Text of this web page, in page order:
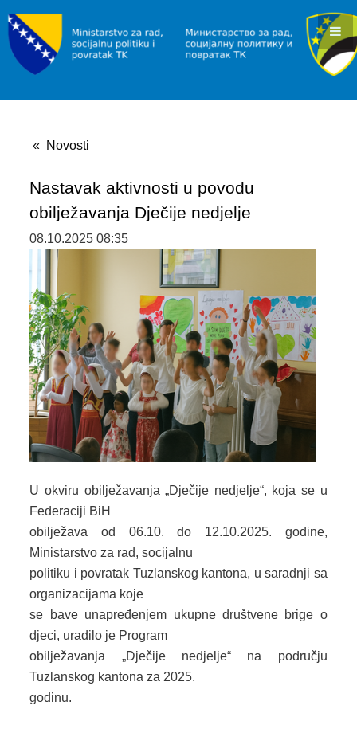
Novosti
Nastavak aktivnosti u povodu
obilježavanja Dječije nedjelje
08.10.2025 08:35
U okviru obilježavanja „Dječije nedjelje“, koja se u
Federaciji BiH
obilježava od 06.10. do 12.10.2025. godine,
Ministarstvo za rad, socijalnu
politiku i povratak Tuzlanskog kantona, u saradnji sa
organizacijama koje
se bave unapređenjem ukupne društvene brige o
djeci, uradilo je Program
obilježavanja „Dječije nedjelje“ na području
Tuzlanskog kantona za 2025.
godinu.
OBAVJEŠTENJA I REZULTATI
RAD I ZAPOŠLJAVANJE
SLUŽBA ZA ZAPOŠLJAVANJE
POVRATAK
INFORMACIJE/PROGRAMI
JAVNI POZIVI
SOCIJALNA ZAŠTITA
INFORMACIJE
JAVNE USTANOVE
CENTRI ZA SOCIJALNI RAD
DOKUMENTI
ZAKONI I PODZAKONSKI AKTI
OBRASCI
OSTALO
JAVNE NABAVKE
STRATEŠKI DOKUMENTI
KONTAKT